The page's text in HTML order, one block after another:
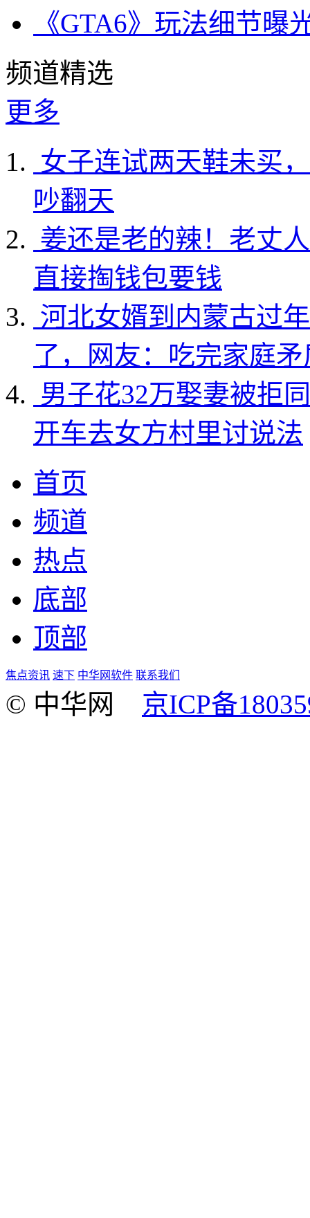
《GTA6》玩法细节
频道精选
更多
女子连试两天鞋未买
吵翻天
姜还是老的辣！老丈
直接掏钱包要钱
河北女婿到内蒙古过
了，网友：吃完家庭
男子花32万娶妻被拒
开车去女方村里讨说法
首页
频道
热点
底部
顶部
焦点资讯 速下 中华网软件 联系我们
© 中华网 京ICP备